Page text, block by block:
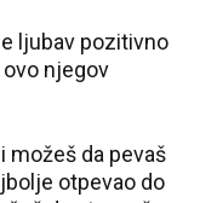
ljubav pozitivno
ovo njegov
možeš da pevaš
otpevao do